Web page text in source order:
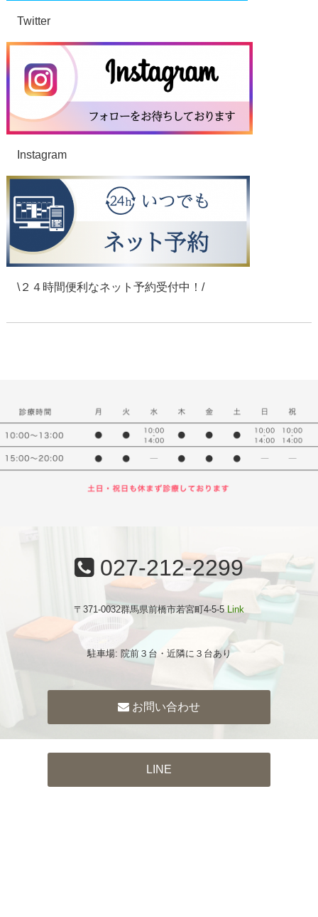
Twitter
Instagram
\２４時間便利なネット予約受付中！/
027-212-2299
〒371-0032群馬県前橋市若宮町4-5-5Link
駐車場: 院前３台・近隣に３台あり
お問い合わせ
LINE